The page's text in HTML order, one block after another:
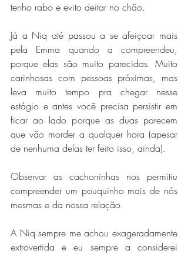
tenho rabo e evito deitar no chão.
Já a Niq até passou a se afeiçoar mais
pela Emma quando a compreendeu,
porque elas são muito parecidas. Muito
carinhosas com pessoas próximas, mas
leva muito tempo pra chegar nesse
estágio e antes você precisa persistir em
ficar ao lado porque as duas parecem
que vão morder a qualquer hora (apesar
de nenhuma delas ter feito isso, ainda).
Observar as cachorrinhas nos permitiu
compreender um pouquinho mais de nós
mesmas e da nossa relação.
A Niq sempre me achou exageradamente
extrovertida e eu sempre a considerei